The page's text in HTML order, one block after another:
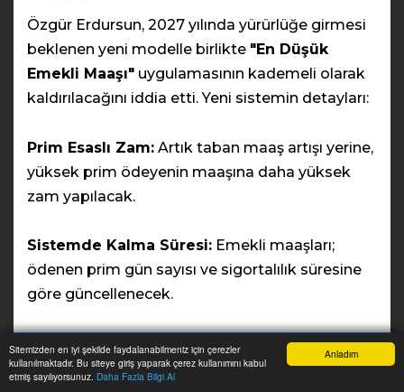
Anladım
Sitemizden en iyi şekilde faydalanabilmeniz için çerezler
kullanılmaktadır. Bu siteye giriş yaparak çerez kullanımını kabul
etmiş sayılıyorsunuz. Daha Fazla Bilgi Al
Özgür Erdursun, 2027 yılında yürürlüğe girmesi
beklenen yeni modelle birlikte "En Düşük
Emekli Maaşı" uygulamasının kademeli olarak
kaldırılacağını iddia etti. Yeni sistemin detayları:
Prim Esaslı Zam: Artık taban maaş artışı yerine,
yüksek prim ödeyenin maaşına daha yüksek
zam yapılacak.
Sistemde Kalma Süresi: Emekli maaşları;
ödenen prim gün sayısı ve sigortalılık süresine
göre güncellenecek.
İntibak Yasası İhtiyacı: Erdursun, maaşlardaki
adaletsizliğin giderilmesi için kapsamlı bir
Anasayfa Yazarlar Haber Ara İhbar Hattı Menu